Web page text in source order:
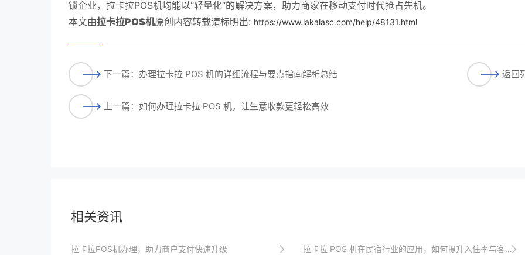
锁企业，拉卡拉POS机均能以“轻量化”的解决方案，助力商家在移动支付时代抢占先机。
本文由拉卡拉POS机原创内容转载请标明出: https://www.lakalasc.com/help/48131.html
下一篇：办理拉卡拉 POS 机的详细流程与要点指南解析总结
上一篇：如何办理拉卡拉 POS 机，让生意收款更轻松高效
返回
相关资讯
拉卡拉POS机办理，助力商户支付快速升级 拉卡拉 POS 机在民宿行业的应用，如何提升入住率与客户满意度